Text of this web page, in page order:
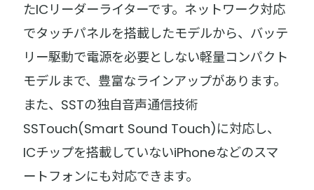
たICリーダーライターです。ネットワーク対応
でタッチパネルを搭載したモデルから、バッテ
リー駆動で電源を必要としない軽量コンパクト
モデルまで、豊富なラインアップがあります。
また、SSTの独自音声通信技術
SSTouch(Smart Sound Touch)に対応し、
ICチップを搭載していないiPhoneなどのスマ
ートフォンにも対応できます。